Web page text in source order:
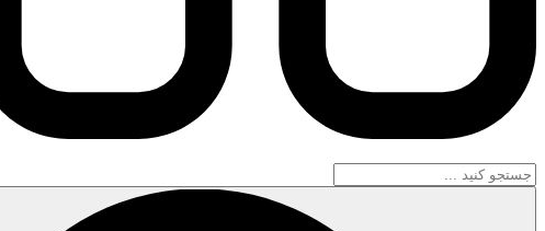
جستجو
...